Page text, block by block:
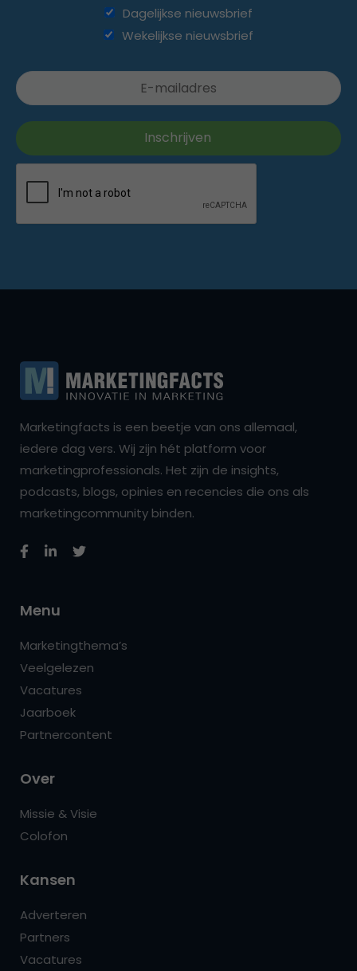
Dagelijkse nieuwsbrief
Wekelijkse nieuwsbrief
Marketingfacts is een beetje van ons allemaal,
iedere dag vers. Wij zijn hét platform voor
marketingprofessionals. Het zijn de insights,
podcasts, blogs, opinies en recencies die ons als
marketingcommunity binden.
Menu
Marketingthema’s
Veelgelezen
Vacatures
Jaarboek
Partnercontent
Over
Missie & Visie
Colofon
Kansen
Adverteren
Partners
Vacatures